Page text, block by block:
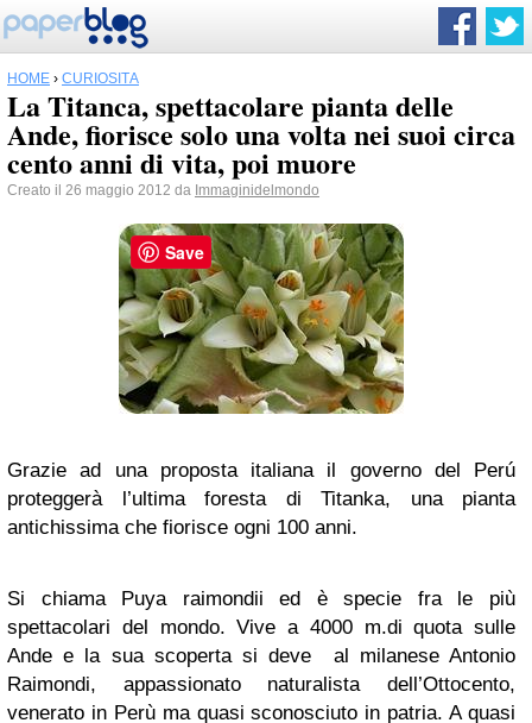
HOME › CURIOSITÀ
La Titanca, spettacolare pianta delle
Ande, fiorisce solo una volta nei suoi circa
cento anni di vita, poi muore
Creato il 26 maggio 2012 da Immaginidelmondo
Grazie ad una proposta italiana il governo del Perú
proteggerà l’ultima foresta di Titanka, una pianta
antichissima che fiorisce ogni 100 anni.
Si chiama Puya raimondii ed è specie fra le più
spettacolari del mondo. Vive a 4000 m.di quota sulle
Ande e la sua scoperta si deve al milanese Antonio
Raimondi, appassionato naturalista dell’Ottocento,
venerato in Perù ma quasi sconosciuto in patria. A quasi
Save